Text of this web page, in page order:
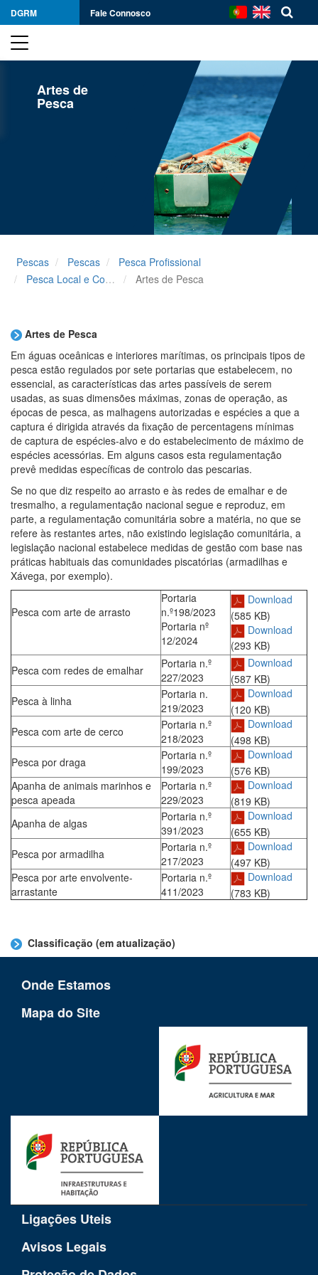
DGRM Fale Connosco
Artes de
Pesca
Pescas Pescas
Pesca Profissional
Pesca Local e Costeira
Artes de Pesca
Artes de Pesca
Em águas oceânicas e interiores marítimas, os principais tipos de
pesca estão regulados por sete portarias que estabelecem, no
essencial, as características das artes passíveis de serem
usadas, as suas dimensões máximas, zonas de operação, as
épocas de pesca, as malhagens autorizadas e espécies a que a
captura é dirigida através da fixação de percentagens mínimas
de captura de espécies-alvo e do estabelecimento de máximo de
espécies acessórias. Em alguns casos esta regulamentação
prevê medidas específicas de controlo das pescarias.
Se no que diz respeito ao arrasto e às redes de emalhar e de
tresmalho, a regulamentação nacional segue e reproduz, em
parte, a regulamentação comunitária sobre a matéria, no que se
refere às restantes artes, não existindo legislação comunitária, a
legislação nacional estabelece medidas de gestão com base nas
práticas habituais das comunidades piscatórias (armadilhas e
Xávega, por exemplo).
Pesca com arte de arrasto
Portaria
n.º198/2023
Portaria nº
12/2024
Download
(585 KB)
Download
(293 KB)
Pesca com redes de emalhar
Portaria n.º
227/2023
Download
(587 KB)
Pesca à linha
Portaria n.
219/2023
Download
(120 KB)
Pesca com arte de cerco
Portaria n.º
218/2023
Download
(498 KB)
Pesca por draga
Portaria n.º
199/2023
Download
(576 KB)
Apanha de animais marinhos e
pesca apeada
Portaria n.º
229/2023
Download
(819 KB)
Apanha de algas
Portaria n.º
391/2023
Download
(655 KB)
Pesca por armadilha
Portaria n.º
217/2023
Download
(497 KB)
Pesca por arte envolvente-
arrastante
Portaria n.º
411/2023
Download
(783 KB)
Classificação (em atualização)
Onde Estamos
Mapa do Site
Ligações Uteis
Avisos Legais